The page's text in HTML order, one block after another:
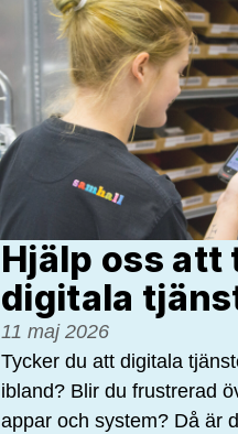
Hjälp oss att
digitala
11 maj 2026
Tycker du att digitala
ibland? Blir du frustrerad
appar och system? Då är